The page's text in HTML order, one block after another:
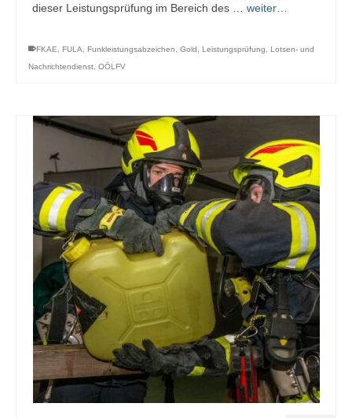
dieser Leistungsprüfung im Bereich des … weiter…
FKAE FULA Funkleistungsabzeichen Gold Leistungsprüfung
Lotsen- und
Nachrichtendienst OÖLFV